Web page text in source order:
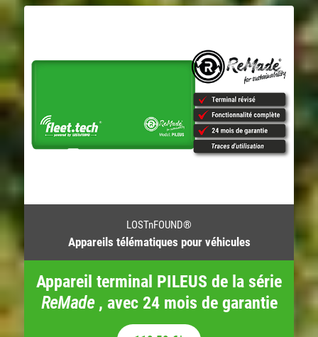
LOSTnFOUND®
Appareils télématiques pour véhicules
Appareil terminal PILEUS de la série
ReMade, avec 24 mois de garantie